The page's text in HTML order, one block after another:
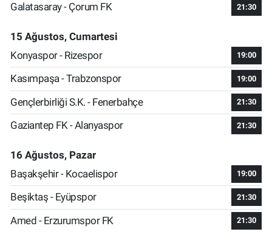
Galatasaray - Çorum FK
21:30
15 Ağustos, Cumartesi
Konyaspor - Rizespor
19:00
Kasımpaşa - Trabzonspor 19:00
Gençlerbirliği S.K. - Fenerbahçe 21:30
Gaziantep FK - Alanyaspor 21:30
16 Ağustos, Pazar
Başakşehir - Kocaelispor
19:00
Beşiktaş - Eyüpspor 21:30
Amed - Erzurumspor FK 21:30